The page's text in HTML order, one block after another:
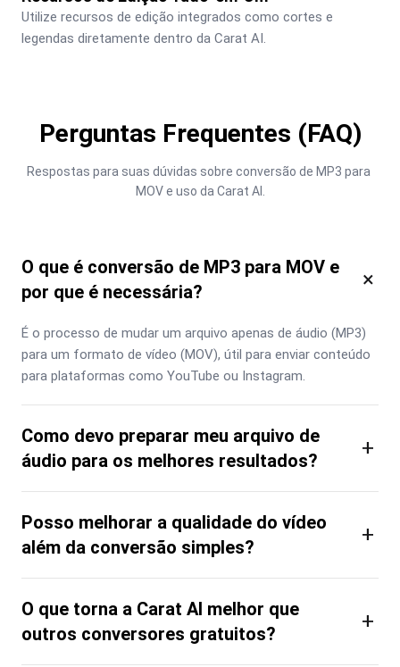
Utilize recursos de edição integrados como cortes e
legendas diretamente dentro da Carat AI.
Perguntas Frequentes (FAQ)
Respostas para suas dúvidas sobre conversão de MP3 para
MOV e uso da Carat AI.
O que é conversão de MP3 para MOV e
por que é necessária?
×
É o processo de mudar um arquivo apenas de áudio (MP3)
para um formato de vídeo (MOV), útil para enviar conteúdo
para plataformas como YouTube ou Instagram.
Como devo preparar meu arquivo de
áudio para os melhores resultados?
+
Posso melhorar a qualidade do vídeo
além da conversão simples?
+
O que torna a Carat AI melhor que
outros conversores gratuitos?
+